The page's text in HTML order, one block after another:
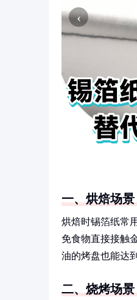
‹
一、烘焙场
烘焙时锡箔纸常
免食物直接接触
油的烤盘也能达
二、烧烤场